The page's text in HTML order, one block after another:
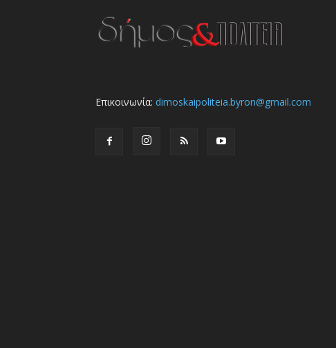
Επικοινωνία: dimoskaipoliteia.byron@gmail.com